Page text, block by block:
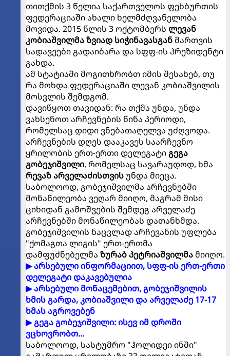
თითქმის 3 წელია საქართველოს ფეხბურთის
ფედერაციაში ახალი ხელმძღვანელობა
მოვიდა. 2015 წლის 3 ოქტომბერს ლევან
კობიაშვილმაზვიად სიჭინავასგანმართვის
სადავეები გადაიბარა და სფფ-ის პრეზიდენტი
გახდა.
ამ სტატიაში მოგითხრობთ იმის შესახებ, თუ
რა მოხდა ფედერაციაში ლევან კობიაშვილის
მოსვლის შემდგომ.
დავიწყოთ თავიდან: რა თქმა უნდა, უნდა
ვახსენოთ არჩევნების წინა პერიოდი,
რომელსაც დიდი ვნებათაღელვა უძღვოდა.
არჩევნების დღეს დააკავეს საარჩევნო
ყრილობის ერთ-ერთი დელეგატიგეგა
გობეჯიშვილი, რომელსაც სავარაუდოდ, ხმა
რევაზ არველაძისთვისუნდა მიეცა.
საბოლოოდ, გობეჯიშვილმა არჩევნებში
მონაწილეობა ვეღარ მიიღო, მაგრამ მისი
ციხიდან გამოშვების შემდეგ არველაძე
არჩევნებში მონაწილეობას დათანხმდა.
გობეჯიშვილის ნაცვლად არჩევანის უფლება
"ქომაგთა ლიგის" ერთ-ერთმა
დამფუძნებელმა ზურაბ პეტრიაშვილმამიიღო.
▶ არსებული ინფორმაციით, სფფ-ის ერთ-ერთი
დელეგატი დაკავებულია
▶ არსებული მონაცემებით, გობეჯიშვილის
ხმის გარდა, კობიაშვილი და არველაძე 17-17
ხმას აგროვებენ
▶ გეგა გობეჯიშვილი: ისევ იმ დროში
ვცხოვრობთ...
საბოლოოდ, სასტუმრო "ჰოლიდეი ინში"